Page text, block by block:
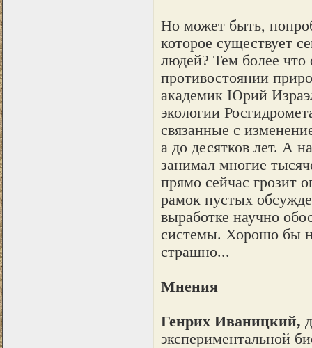
Но может быть,
которое существует
людей? Тем более что
противостоянии
академик Юрий
экологии
связанные с
а до десятков лет. А
занимал многие
прямо сейчас грозит
рамок пустых
выработке научно
системы. Хорошо бы
страшно...
Мнения
Генрих Иваницкий,
экспериментальной